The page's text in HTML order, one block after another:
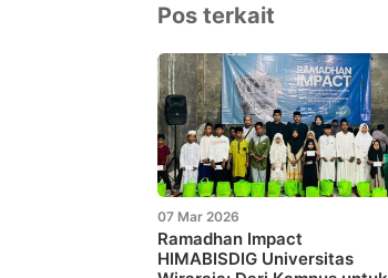
Pos terkait
07 Mar 2026
Ramadhan Impact
HIMABISDIG Universitas